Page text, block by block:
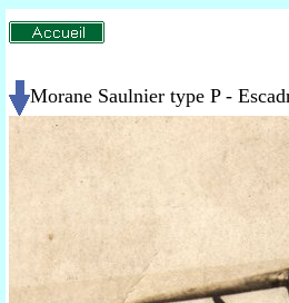
Morane Saulnier type P -